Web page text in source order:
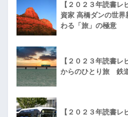
【２０２３年読書
資家 高橋ダンの世
わる「旅」の極意
【２０２３年読書
からのひとり旅 鉄
【２０２３年読書